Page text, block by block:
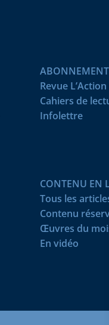
ABONNEMENT
Revue
Cahiers de
Infolettre
CONTENU EN
Tous les
Contenu
Œuvres du
En vidéo